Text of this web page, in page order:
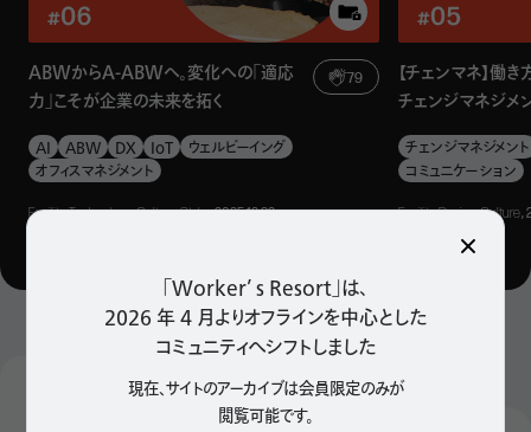
「Worker’ s Resort」は、
2026 年 4 月よりオフラインを中心とした
コミュニティへシフトしました
現在、サイトのアーカイブは会員限定のみが
閲覧可能です。
されていたこともあって、オフィス利用のビルとしては比較的
珍しい形状だと思います。いわゆる普通の新しいオフィスビ
ルは、長方形やコの字型が多いのですが、このビルは5棟に
分かれているのが特徴的です。
宮本勇次氏（以下、宮本）いえ、5棟のビルを探していたわ
けではありません。このビルとの出会いがあり、もともと持っ
ていたプロジェクトの構想をこのビルに当てはめていきまし
ABWからA-ABWへ。変化への「適応
力」こそが企業の未来を拓く
79
AI ABW DX IoT
ウェルビーイング
オフィスマネジメント
Facility, Technology, Culture, Style, 2025.12.22
【チェンマネ】働
チェンジマネジメ
チェンジマネジメント
コミュニケーション
Facility, Design, Culture,
Popular Articles